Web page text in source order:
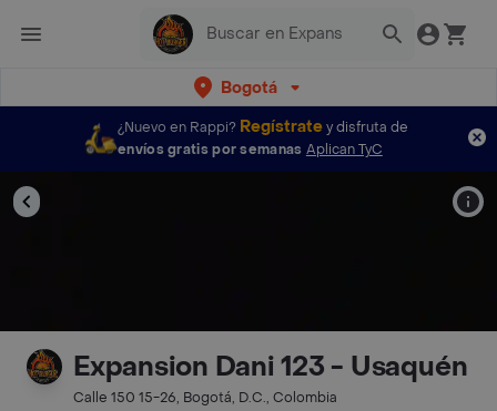
Bogotá
¿Nuevo en Rappi? Regístratey disfruta de
envíos gratis por semanas Aplican TyC
Expansion Dani 123 - Usaquén
Calle 150 15-26, Bogotá, D.C., Colombia